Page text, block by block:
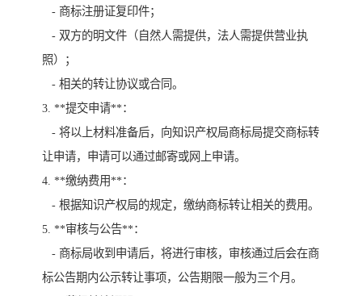
- 商标注册证复印件；
- 双方的明文件（自然人需提供，法人需提供营业执
照）；
- 相关的转让协议或合同。
3. **提交申请**：
- 将以上材料准备后，向知识产权局商标局提交商标转
让申请，申请可以通过邮寄或网上申请。
4. **缴纳费用**：
- 根据知识产权局的规定，缴纳商标转让相关的费用。
5. **审核与公告**：
- 商标局收到申请后，将进行审核，审核通过后会在商
标公告期内公示转让事项，公告期限一般为三个月。